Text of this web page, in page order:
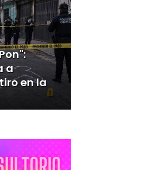
a
en la